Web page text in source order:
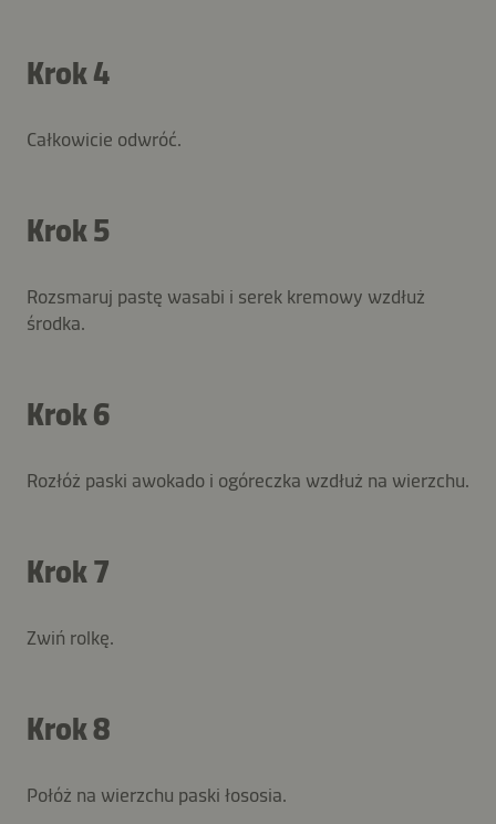
Krok 4
Całkowicie odwróć.
Krok 5
Rozsmaruj pastę wasabi i serek kremowy wzdłuż
środka.
Krok 6
Rozłóż paski awokado i ogóreczka wzdłuż na wierzchu.
Krok 7
Zwiń rolkę.
Krok 8
Połóż na wierzchu paski łososia.